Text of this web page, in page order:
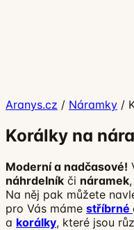
Aranys.cz / Náramky /
Korálky na
Moderní a nadčasové!
náhrdelník či náramek
Na něj pak můžete
pro Vás máme stříbrné
a korálky, které jsou